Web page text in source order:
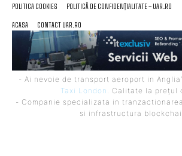
POLITICA COOKIES POLITICĂ DE CONFIDENȚIALITATE – UAR.RO
ACASA CONTACT UAR.RO
- Ai nevoie de transport aeroport in
Taxi London . Calitate la prețul
- Companie specializata in
si infrastructura